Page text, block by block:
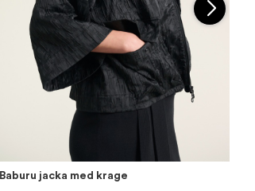
Baburu jacka med krage